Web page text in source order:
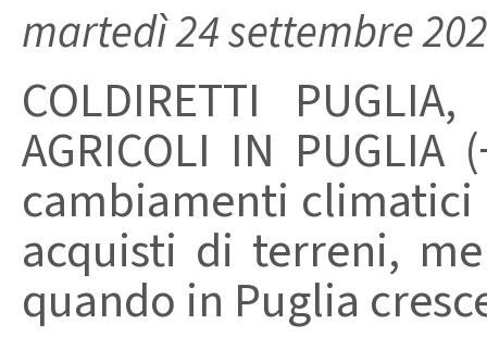
martedì 24 settembre
COLDIRETTI PUGLIA,
AGRICOLI IN
cambiamenti
acquisti di terreni,
quando in Puglia